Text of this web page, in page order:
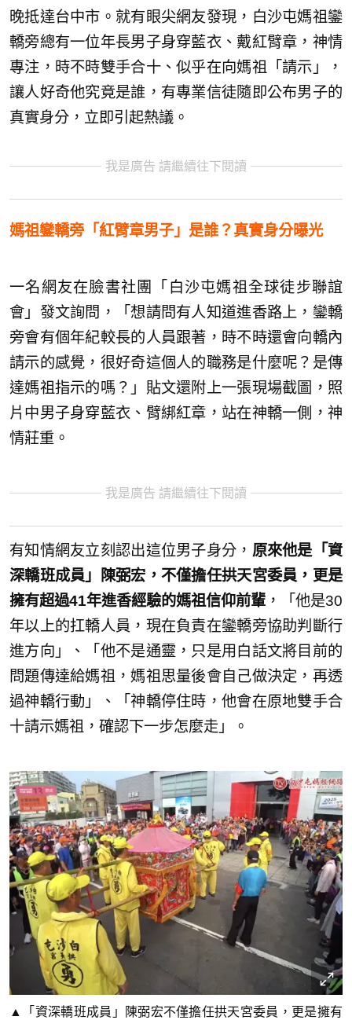
晚抵達台中市。就有眼尖網友發現，白沙屯媽祖鑾
轎旁總有一位年長男子身穿藍衣、戴紅臂章，神情
專注，時不時雙手合十、似乎在向媽祖「請示」，
讓人好奇他究竟是誰，有專業信徒隨即公布男子的
真實身分，立即引起熱議。
我是廣告 請繼續往下閱讀
媽祖鑾轎旁「紅臂章男子」是誰？真實身分曝光
一名網友在臉書社團「白沙屯媽祖全球徒步聯誼
會」發文詢問，「想請問有人知道進香路上，鑾轎
旁會有個年紀較長的人員跟著，時不時還會向轎內
請示的感覺，很好奇這個人的職務是什麼呢？是傳
達媽祖指示的嗎？」貼文還附上一張現場截圖，照
片中男子身穿藍衣、臂綁紅章，站在神轎一側，神
情莊重。
我是廣告 請繼續往下閱讀
有知情網友立刻認出這位男子身分， 原來他是「資
深轎班成員」陳弼宏，不僅擔任拱天宮委員，更是
擁有超過41年進香經驗的媽祖信仰前輩 ，「他是30
年以上的扛轎人員，現在負責在鑾轎旁協助判斷行
進方向」、「他不是通靈，只是用白話文將目前的
問題傳達給媽祖，媽祖思量後會自己做決定，再透
過神轎行動」、「神轎停住時，他會在原地雙手合
十請示媽祖，確認下一步怎麼走」。
▲「資深轎班成員」陳弼宏不僅擔任拱天宮委員，更是擁有